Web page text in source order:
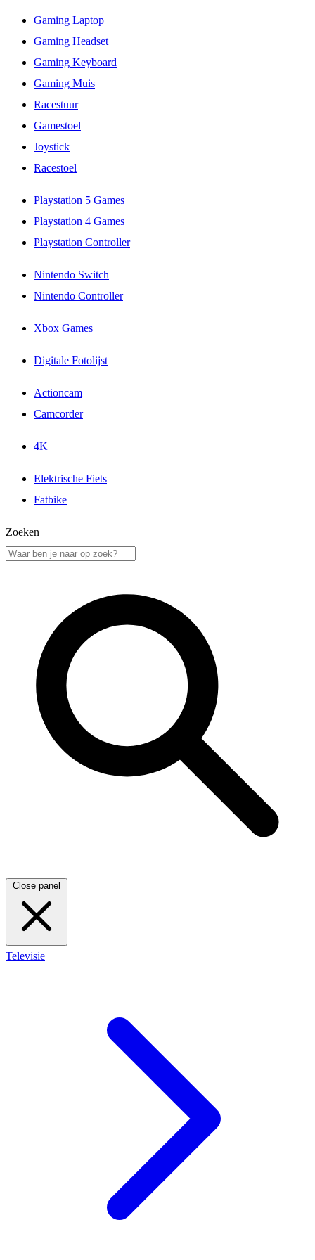
Gaming Laptop
Gaming Headset
Gaming Keyboard
Gaming Muis
Racestuur
Gamestoel
Joystick
Racestoel
Playstation 5 Games
Playstation 4 Games
Playstation Controller
Nintendo Switch
Nintendo Controller
Xbox Games
Digitale Fotolijst
Actioncam
Camcorder
4K
Elektrische Fiets
Fatbike
Zoeken
Close panel
Televisie